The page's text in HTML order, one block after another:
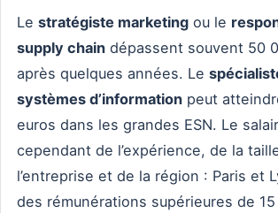
Le stratégiste marketing ou le
supply chain dépassent souvent 50
après quelques années. Le
systèmes d’information peut
euros dans les grandes ESN. Le
cependant de l’expérience, de la
l’entreprise et de la région : Paris et
des rémunérations supérieures de 15